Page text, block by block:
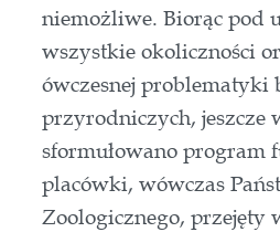
niemożliwe. Biorąc pod
wszystkie okoliczności
ówczesnej problematyki
przyrodniczych, jeszcze
sformułowano program
placówki, wówczas
Zoologicznego, przejęty